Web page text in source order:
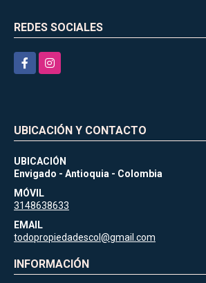
REDES SOCIALES
FacebookInstagram
UBICACIÓN Y CONTACTO
UBICACIÓN
Envigado - Antioquia - Colombia
MÓVIL
3148638633
EMAIL
todopropiedadescol@gmail.com
INFORMACIÓN